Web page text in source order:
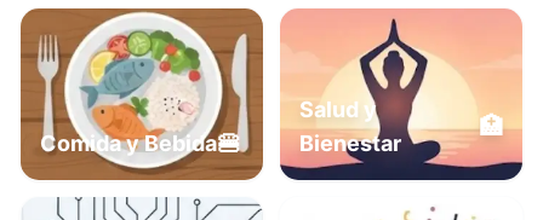
Comida y Bebida🍔
Salud y
Bienestar
🏥